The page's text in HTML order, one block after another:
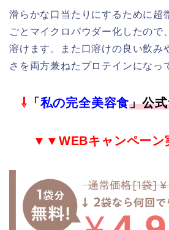
滑らかな口当たりにするために超
ごとマイクロパウダー化したので
溶けます。また口溶けの良い飲み
さを両方兼ねたプロテインになっ
⇩ 「 私の完全美容食」公
▼▼ WEBキャンペー